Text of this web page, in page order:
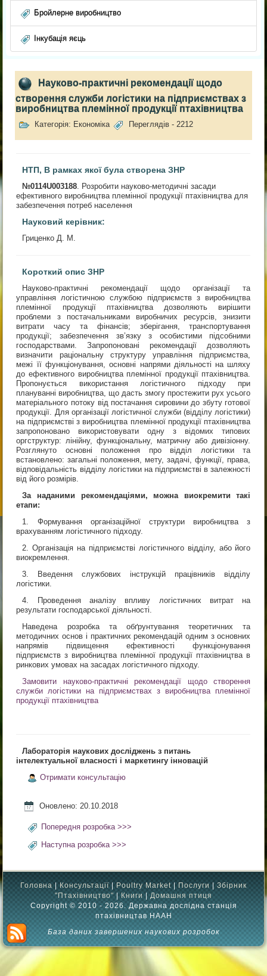
Бройлерне виробництво
Інкубація яєць
Науково-практичні рекомендації щодо
створення служби логістики на підприємствах з
виробництва племінної продукції птахівництва
Категорія: Економіка Переглядів - 2212
НТП, В рамках якої була створена ЗНР
№0114U003188 . Розробити науково-методичні засади
ефективного виробництва племінної продукції птахівництва для
забезпечення потреб населення
Науковий керівник:
Гриценко Д. М.
Короткий опис ЗНР
Науково-практичні рекомендації щодо організації та
управління логістичною службою підприємств з виробництва
племінної продукції птахівництва дозволяють вирішити
проблеми з постачальниками виробничих ресурсів, знизити
витрати часу та фінансів; зберігання, транспортування
продукції; забезпечення зв’язку з особистими підсобними
господарствами. Запропоновані рекомендації дозволяють
визначити раціональну структуру управління підприємства,
межі її функціонування, основні напрями діяльності на шляху
до ефективного виробництва племінної продукції птахівництва.
Пропонується використання логістичного підходу при
плануванні виробництва, що дасть змогу простежити рух усього
матеріального потоку від постачання сировини до збуту готової
продукції. Для організації логістичної служби (відділу логістики)
на підприємстві з виробництва племінної продукції птахівництва
запропоновано використовувати одну з відомих типових
оргструктур: лінійну, функціональну, матричну або дивізіонну.
Розглянуто основні положення про відділ логістики та
встановлено: загальні положення, мету, задачі, функції, права,
відповідальність відділу логістики на підприємстві в залежності
від його розмірів.
За наданими рекомендаціями, можна виокремити такі
етапи:
1. Формування організаційної структури виробництва з
врахуванням логістичного підходу.
2. Організація на підприємстві логістичного відділу, або його
виокремлення.
3. Введення службових інструкцій працівників відділу
логістики.
4. Проведення аналізу впливу логістичних витрат на
результати господарської діяльності.
Наведена розробка та обґрунтування теоретичних та
методичних основ і практичних рекомендацій одним з основних
напрямів підвищення ефективності функціонування
підприємств з виробництва племінної продукції птахівництва в
ринкових умовах на засадах логістичного підходу.
Замовити науково-практичні рекомендації щодо створення
служби логістики на підприємствах з виробництва племінної
продукції птахівництва
Лабораторія наукових досліджень з питань
інтелектуальної власності і маркетингу інновацій
Отримати консультацію
Оновлено: 20.10.2018
Попередня розробка >>>
Наступна розробка >>>
Головна Консультації Poultry Market Послуги
Збірник
"Птахівництво"
Книги
Домашня птиця
Copyright © 2010 - 2026. Державна дослідна станція
птахівництав НААН
База даних завершених наукових розробок